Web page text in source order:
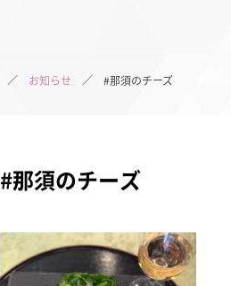
／ お知らせ ／ #那須のチーズ
#那須のチーズ